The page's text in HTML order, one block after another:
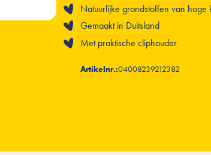
Natuurlijke grondstoffen van hoge
Gemaakt in Duitsland
Met praktische cliphouder
Artikelnr.:04008239212382